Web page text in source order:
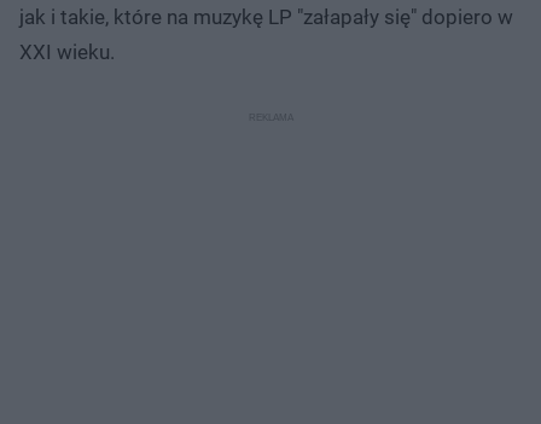
jak i takie, które na muzykę LP "załapały się" dopiero w
XXI wieku.